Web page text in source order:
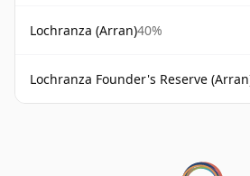
Lochranza (Arran)40%
Lochranza Founder's Reserve